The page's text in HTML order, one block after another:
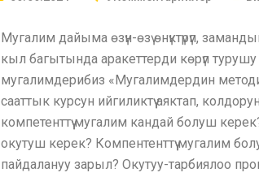
Мугалим дайыма өзүн-өзү өнүктүрүп,
кыл багытында аракеттерди көрүп
мугалимдерибиз «Мугалимдердин
сааттык курсун ийгиликтүү аяктап,
компетенттүү мугалим кандай болуш
окутуш керек? Компентенттүү мугалим
пайдалануу зарыл? Окутуу-тарбиялоо